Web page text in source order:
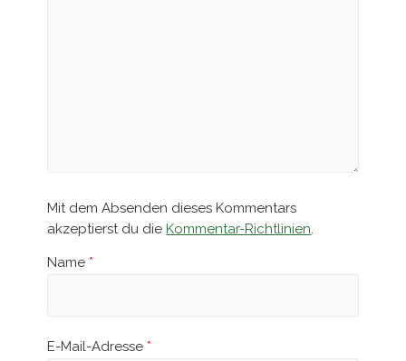
Mit dem Absenden dieses Kommentars
akzeptierst du dieKommentar-Richtlinien.
Name *
E-Mail-Adresse *